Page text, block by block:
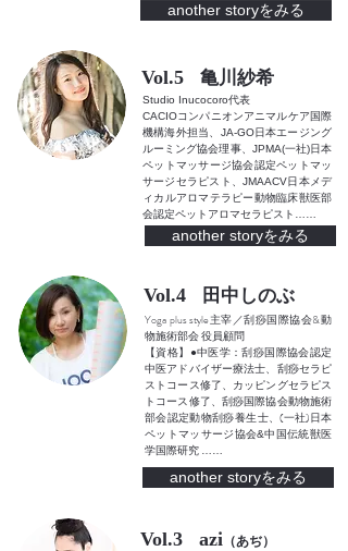
another storyをみる
Vol.5 亀川紗希
Studio Inucocoro代表
CACIOコンパニオンアニマルケア国際
機構海外担当、JA-GO日本エージング
ルーミング協会理事、JPMA(一社)日本
ペットマッサージ協会認定ペットマッ
サージセラピスト、JMAACV日本メデ
ィカルアロマテラピー動物臨床獣医部
会認定ペットアロマセラピスト
another storyをみる
Vol.4 田中しのぶ
Yoga plus style主宰／刮痧国際協会&動
物施術部会 役員顧問
【資格】●中医学：刮痧国際協会認定
中医アドバイザー療法士、刮痧セラピ
ストコース修了、カッピングセラピス
トコース修了、刮痧国際協会動物施術
部会認定動物刮痧養生士、(一社)日本
ペットマッサージ協会&中国伝統獣医
学国際研究
another storyをみる
Vol.3 azi （あぢ）